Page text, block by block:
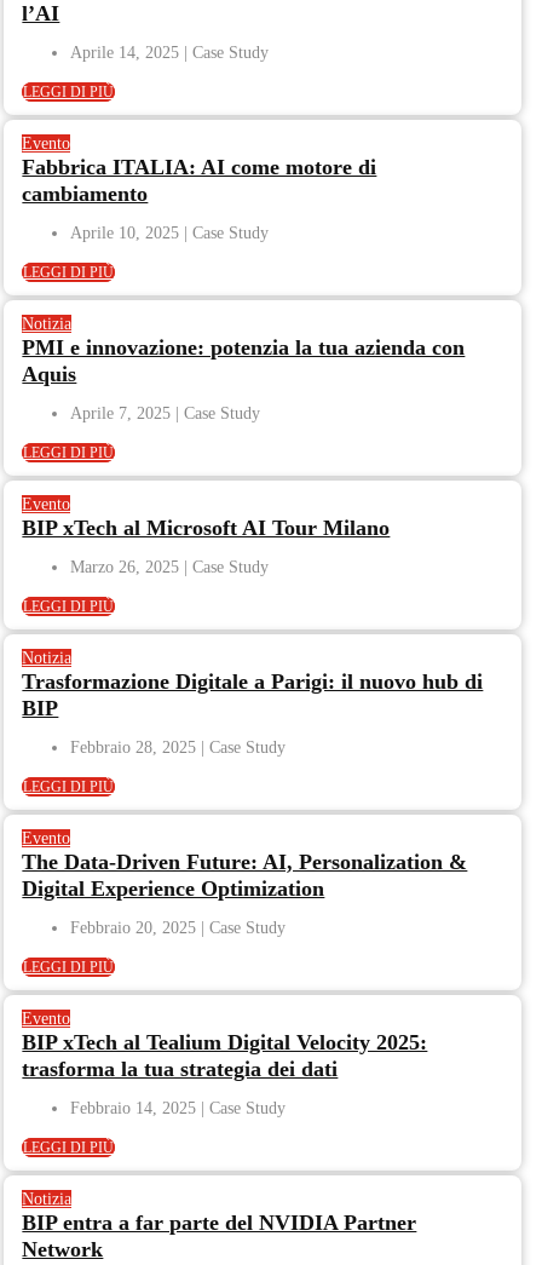
l’AI
Aprile 14, 2025
LEGGI DI PIÙ
Evento
Fabbrica ITALIA: AI come motore di
cambiamento
Aprile 10, 2025
LEGGI DI PIÙ
Notizia
PMI e innovazione: potenzia la tua azienda con
Aquis
Aprile 7, 2025
LEGGI DI PIÙ
Evento
BIP xTech al Microsoft AI Tour Milano
Marzo 26, 2025
LEGGI DI PIÙ
Notizia
Trasformazione Digitale a Parigi: il nuovo hub di
BIP
Febbraio 28, 2025
LEGGI DI PIÙ
Evento
The Data-Driven Future: AI, Personalization &
Digital Experience Optimization
Febbraio 20, 2025
LEGGI DI PIÙ
Evento
BIP xTech al Tealium Digital Velocity 2025:
trasforma la tua strategia dei dati
Febbraio 14, 2025
LEGGI DI PIÙ
Notizia
BIP entra a far parte del NVIDIA Partner
Network